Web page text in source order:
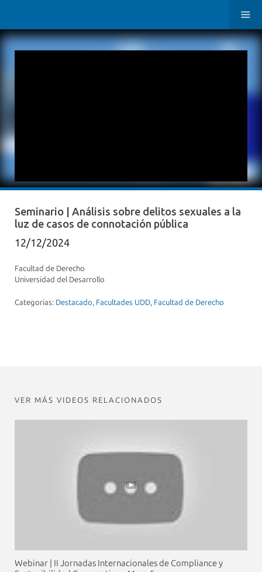
Seminario | Análisis sobre delitos sexuales a la
luz de casos de connotación pública
12/12/2024
Facultad de Derecho
Universidad del Desarrollo
Categorias: Destacado, Facultades UDD, Facultad de Derecho
VER MÁS VIDEOS RELACIONADOS
Webinar | II Jornadas Internacionales de Compliance y